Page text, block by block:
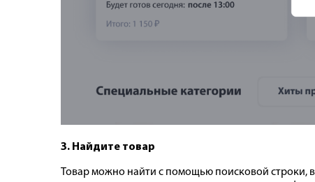
3. Найдите товар
Товар можно найти с помощью поисковой строки,